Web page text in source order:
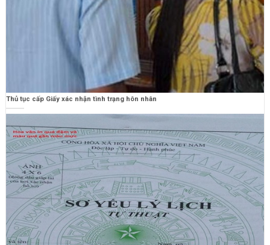
Thủ tục cấp Giấy xác nhận tình trạng hôn nhân